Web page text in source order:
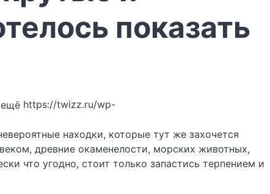
показать
https://twizz.ru/wp-
находки, которые тут же захочется
древние окаменелости, морских животных,
что угодно, стоит только запастись терпением и